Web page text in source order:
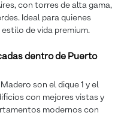
con torres de alta gama,
Ideal para quienes
de vida premium.
dentro de Puerto
son el dique 1 y el
con mejores vistas y
modernos con